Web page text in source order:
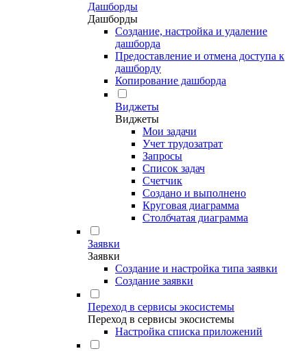
Дашборды
Дашборды
Создание, настройка и удаление
дашборда
Предоставление и отмена доступа к
дашборду
Копирование дашборда
Виджеты
Виджеты
Мои задачи
Учет трудозатрат
Запросы
Список задач
Счетчик
Создано и выполнено
Круговая диаграмма
Столбчатая диаграмма
Заявки
Заявки
Создание и настройка типа заявки
Создание заявки
Переход в сервисы экосистемы
Переход в сервисы экосистемы
Настройка списка приложений